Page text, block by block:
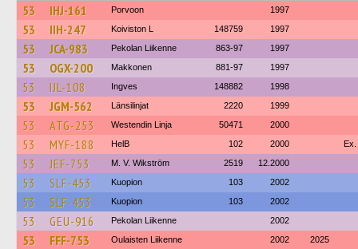
53 IHJ-161 Porvoon 1997
53 IIH-247 Koiviston L 148759 1997
53 JCA-983 Pekolan Liikenne 863-97 1997
53 OGX-200 Makkonen 881-97 1997
53 IJL-108 Ingves 148882 1998
53 JGM-562 Länsilinjat 2220 1999
53 ATG-253 Westendin Linja 50471 2000
53 MYF-188 HelB 102 2000 Ex.
53 JEF-753 M. V. Wikström 2519 12.2000
53 SLF-453 Kuopion 103 2002
53 SLF-453 Kuopion 103 2002
53 GEU-916 Pekolan Liikenne 2002
53 FFF-753 Oulaisten Liikenne 2002 2025